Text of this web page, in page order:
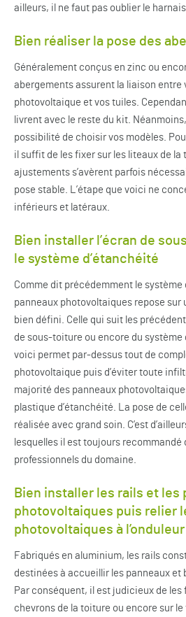
ailleurs, il ne faut pas oublier le
Bien réaliser la pose des
Généralement conçus en zinc ou
abergements assurent la liaison entre
photovoltaique et vos tuiles.
livrent avec le reste du kit.
possibilité de choisir vos modèles.
il suffit de les fixer sur les liteaux de la
ajustements s’avèrent parfois
pose stable. L’étape que voici ne
inférieurs et latéraux.
Bien installer l’écran de
le système d’étanchéité
Comme dit précédemment le système
panneaux photovoltaiques repose sur
bien défini. Celle qui suit les
de sous-toiture ou encore du système
voici permet par-dessus tout de
photovoltaique puis d’éviter toute
majorité des panneaux
plastique d’étanchéité. La pose de
réalisée avec grand soin. C’est
lesquelles il est toujours
professionnels du domaine.
Bien installer les rails et les
photovoltaiques puis relier
photovoltaiques à l’onduleur
Fabriqués en aluminium, les rails
destinées à accueillir les panneaux et
Par conséquent, il est judicieux de les
chevrons de la toiture ou encore sur